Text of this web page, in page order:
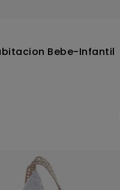
Bebe-Infantil